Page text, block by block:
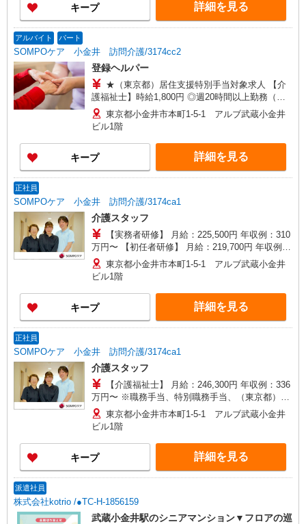
キープ 詳細を見る
アルバイト パート
SOMPOケア 小金井 訪問介護/3174cc2
登録ヘルパー
★（東京都）居住支援特別手当対象求人 【介
護福祉士】時給1,800円 ◎週20時間以上勤務（社
保加入者）の場合は時給1,850円 ＊早朝夜間（〜8
時、18時〜）：時給2,250円〜 ＊日曜祝日：時給
2,100円〜 【実務者研修・初任者研修（ヘルパー1
級・2級）】時給1,720円 ◎週20時間以上勤務（社
保加入者）の場合は時給1,770円 ＊早朝夜間（〜8
時、18時〜）：時給2,150円〜 ＊日曜祝日：時給
ンセル手当：職務時給の60％支給 ※居住支援特別
手当は勤続5年目までの方はさらに時給＋50円（再
入社者は除く）
東京都小金井市本町1-5-1 アルブ武蔵小金井
ビル1階
キープ 詳細を見る
正社員
SOMPOケア 小金井 訪問介護/3174ca1
介護スタッフ
【実務者研修】 月給：225,500円 年収例：310
万円〜 【初任者研修】 月給：219,700円 年収例：
305万円〜 ※職務手当、（東京都）居住支援特別
手当、日祝手当（月平均2回分）等、毎月平均的に
支払われる手当を含みます。 ※居住支援特別手当
は勤続5年目までの方はさらに1万円支給（再入社
は除く） ◎賞与：基本給2.08ヶ月分/年支給 ◎残
業時は別途時間外手当支給（超過1分〜）
東京都小金井市本町1-5-1 アルブ武蔵小金井
ビル1階
キープ 詳細を見る
正社員
SOMPOケア 小金井 訪問介護/3174ca1
介護スタッフ
【介護福祉士】 月給：246,300円 年収例：336
万円〜 ※職務手当、特別職務手当、（東京都）居
住支援特別手当、働きがい向上手当、日祝手当
（月平均2回分）等、毎月平均的に支払われる手当
を含みます。 ※居住支援特別手当は勤続5年目ま
での方はさらに1万円支給（再入社は除く） ◎賞
与：基本給2.08ヶ月分/年支給 ◎残業時は別途時間
外手当支給（超過1分〜）
東京都小金井市本町1-5-1 アルブ武蔵小金井
ビル1階
キープ 詳細を見る
派遣社員
株式会社kotrio /●TC-H-1856159
武蔵小金井駅のシニアマンション▼フロアの巡